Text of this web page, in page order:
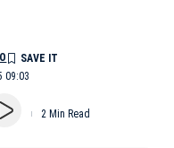
09:03
2 Min Read